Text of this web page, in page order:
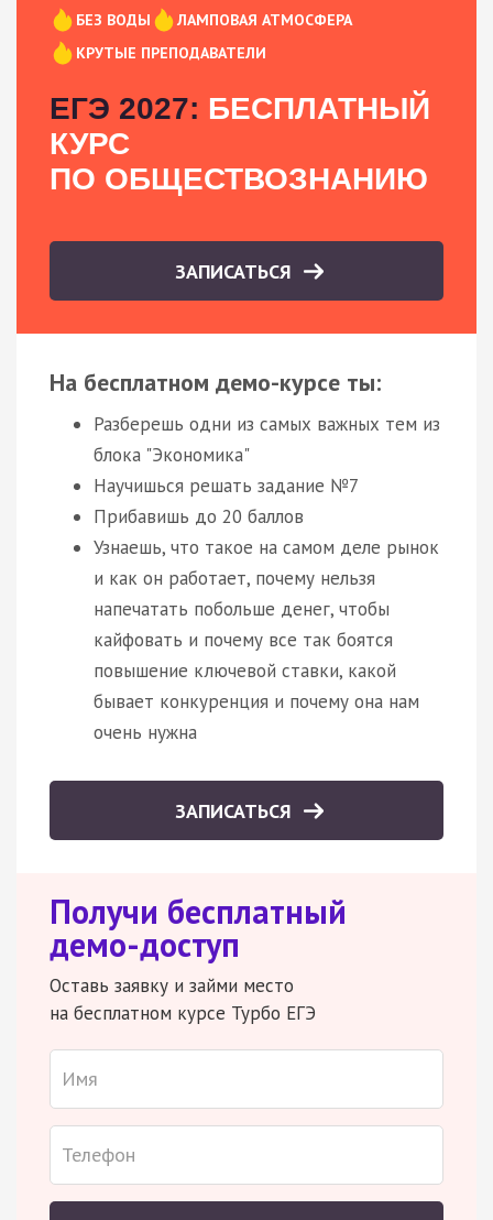
БЕЗ ВОДЫ
ЛАМПОВАЯ АТМОСФЕРА
КРУТЫЕ ПРЕПОДАВАТЕЛИ
ЕГЭ 2027: БЕСПЛАТНЫЙ
КУРС
ПО ОБЩЕСТВОЗНАНИЮ
ЗАПИСАТЬСЯ
На бесплатном демо-курсе ты:
Разберешь одни из самых важных тем из
блока "Экономика"
Научишься решать задание №7
Прибавишь до 20 баллов
Узнаешь, что такое на самом деле рынок
и как он работает, почему нельзя
напечатать побольше денег, чтобы
кайфовать и почему все так боятся
повышение ключевой ставки, какой
бывает конкуренция и почему она нам
очень нужна
ЗАПИСАТЬСЯ
Получи бесплатный
демо-доступ
Оставь заявку и займи место
на бесплатном курсе Турбо ЕГЭ